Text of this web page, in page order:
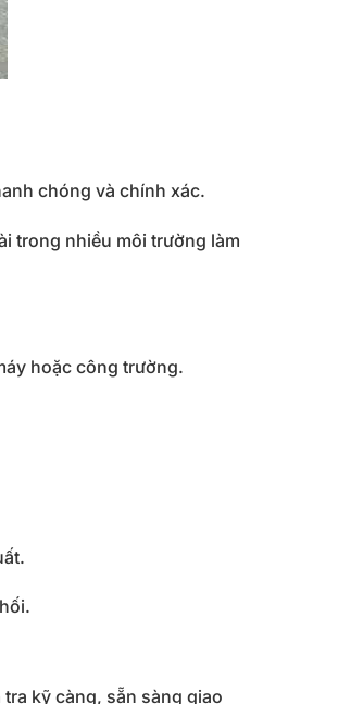
chóng và chính xác.
trong nhiều môi trường làm
hoặc công trường.
kỹ càng, sẵn sàng giao